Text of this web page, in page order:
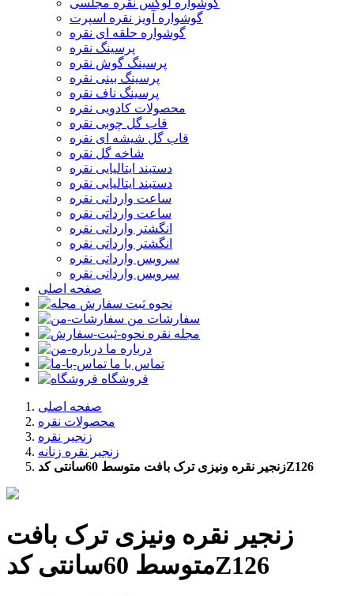
گوشواره لوکس نقره مجلسی
گوشواره آویز نقره اسپرت
گوشواره حلقه ای نقره
پرسینگ نقره
پرسینگ گوش نقره
پرسینگ بینی نقره
پرسینگ ناف نقره
محصولات کادویی نقره
قاب گل چوبی نقره
قاب گل شیشه ای نقره
شاخه گل نقره
دستبند ایتالیایی نقره
دستبند ایتالیایی نقره
ساعت وارداتی نقره
ساعت وارداتی نقره
انگشتر وارداتی نقره
انگشتر وارداتی نقره
سرویس وارداتی نقره
سرویس وارداتی نقره
صفحه اصلی
نحوه ثبت سفارش
سفارشات من
مجله نقره
درباره ما
تماس با ما
فروشگاه
صفحه اصلی
محصولات نقره
زنجیر نقره
زنجیر نقره زنانه
زنجیر نقره ونیزی ترک بافت متوسط 60سانتی کدZ126
زنجیر نقره ونیزی ترک بافت
متوسط 60سانتی کدZ126